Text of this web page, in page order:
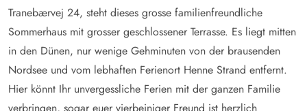
Tranebærvej 24, steht dieses grosse familienfreundliche
Sommerhaus mit grosser geschlossener Terrasse. Es liegt mitten
in den Dünen, nur wenige Gehminuten von der brausenden
Nordsee und vom lebhaften Ferienort Henne Strand entfernt.
Hier könnt Ihr unvergessliche Ferien mit der ganzen Familie
verbringen, sogar euer vierbeiniger Freund ist herzlich